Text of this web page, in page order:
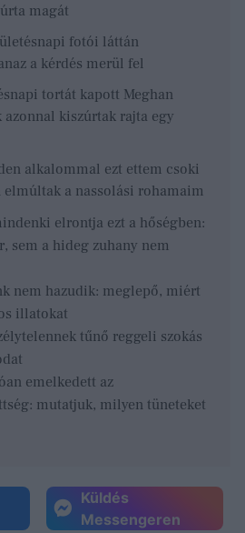
magát
fotói láttán
a kérdés merül fel
tortát kapott Meghan
azonnal kiszúrtak rajta egy
alkalommal ezt ettem csoki
elmúltak a nassolási rohamaim
elrontja ezt a hőségben:
sem a hideg zuhany nem
nem hazudik: meglepő, miért
illatokat
tűnő reggeli szokás
emelkedett az
mutatjuk, milyen tüneteket
Küldés
Messengeren